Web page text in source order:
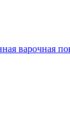
варочная